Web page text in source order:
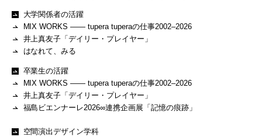
大学関係者の活躍
MIX WORKS —— tupera tuperaの仕事2002–2026
井上真友子「デイリー・プレイヤー」
はなれて、みる
卒業生の活躍
MIX WORKS —— tupera tuperaの仕事2002–2026
井上真友子「デイリー・プレイヤー」
福島ビエンナーレ2026∞連携企画展「記憶の痕跡」
空間演出デザイン学科